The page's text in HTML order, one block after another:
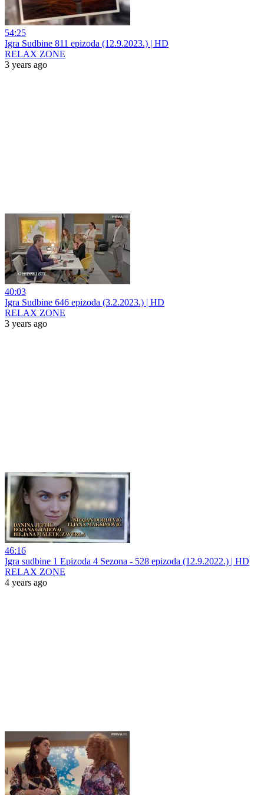
54:25
Igra Sudbine 811 epizoda (12.9.2023.) | HD
RELAX ZONE
3 years ago
40:03
Igra Sudbine 646 epizoda (3.2.2023.) | HD
RELAX ZONE
3 years ago
46:16
Igra sudbine 1 Epizoda 4 Sezona - 528 epizoda (12.9.2022.) | HD
RELAX ZONE
4 years ago